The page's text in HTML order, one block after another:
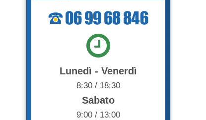
Lunedì - Venerdì
8:30 / 18:30
Sabato
9:00 / 13:00